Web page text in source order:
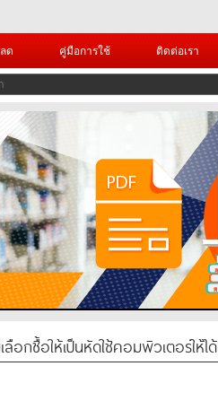
ด คู่มือการใช้ ติดต่อเรา
อกซื้อให้เป็นหัดใช้คอมพิวเตอร์ให้ได้